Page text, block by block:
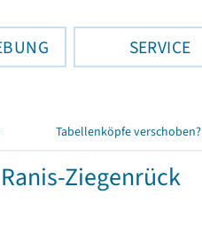
SERVICE
Tabellenköpfe verschoben?
Ziegenrück